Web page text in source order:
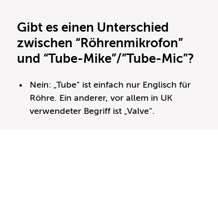
Gibt es einen Unterschied
zwischen “Röhrenmikrofon”
und “Tube-Mike”/”Tube-Mic”?
Nein: „Tube“ ist einfach nur Englisch für
Röhre. Ein anderer, vor allem in UK
verwendeter Begriff ist „Valve“.